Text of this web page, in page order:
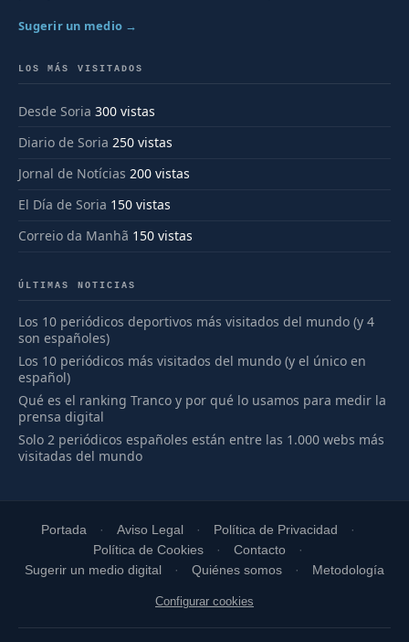
Sugerir un medio →
LOS MÁS VISITADOS
Desde Soria 300 vistas
Diario de Soria 250 vistas
Jornal de Notícias 200 vistas
El Día de Soria 150 vistas
Correio da Manhã 150 vistas
ÚLTIMAS NOTICIAS
Los 10 periódicos deportivos más visitados del mundo (y 4
son españoles)
Los 10 periódicos más visitados del mundo (y el único en
español)
Qué es el ranking Tranco y por qué lo usamos para medir la
prensa digital
Solo 2 periódicos españoles están entre las 1.000 webs más
visitadas del mundo
Portada Aviso Legal
Política de Privacidad
Política de Cookies
Contacto
Sugerir un medio digital
Quiénes somos Metodología
Configurar cookies